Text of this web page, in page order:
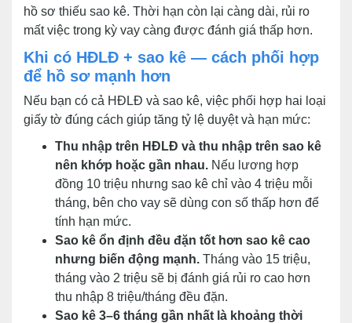
hồ sơ thiếu sao kê. Thời hạn còn lại càng dài, rủi ro
mất việc trong kỳ vay càng được đánh giá thấp hơn.
Khi có HĐLĐ + sao kê — cách phối hợp
để hồ sơ mạnh hơn
Nếu bạn có cả HĐLĐ và sao kê, việc phối hợp hai loại
giấy tờ đúng cách giúp tăng tỷ lệ duyệt và hạn mức:
Thu nhập trên HĐLĐ và thu nhập trên sao kê
nên khớp hoặc gần nhau. Nếu lương hợp
đồng 10 triệu nhưng sao kê chỉ vào 4 triệu mỗi
tháng, bên cho vay sẽ dùng con số thấp hơn để
tính hạn mức.
Sao kê ổn định đều đặn tốt hơn sao kê cao
nhưng biến động mạnh. Tháng vào 15 triệu,
tháng vào 2 triệu sẽ bị đánh giá rủi ro cao hơn
thu nhập 8 triệu/tháng đều đặn.
Sao kê 3–6 tháng gần nhất là khoảng thời